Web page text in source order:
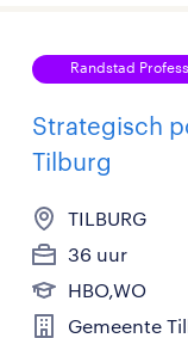
Randstad
Strategisch
Tilburg
TILBURG
36 uur
HBO,WO
Gemeente